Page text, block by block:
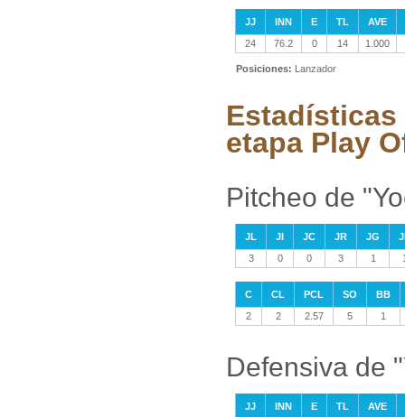
JJ INN E TL
AVE
24
76.2 0 14 1.000
Posiciones: Lanzador
Estadísticas
etapa Play
Pitcheo de
JL JI JC JR JG
3
0 0 3 1
C CL PCL SO
BB
2
2 2.57 5 1
Defensiva de
JJ INN E TL
AVE